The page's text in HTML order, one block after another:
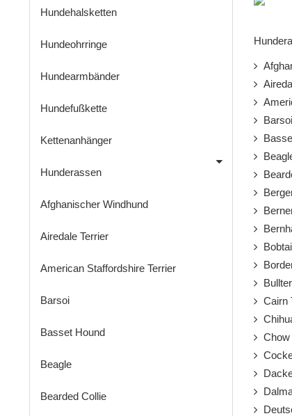
Barsoi
Cairn
Hundehalsketten
Hundeohrringe
Hundearmbänder
Hundefußkette
Kettenanhänger
Hunderassen
Afghanischer Windhund
Airedale Terrier
American Staffordshire Terrier
Barsoi
Basset Hound
Beagle
Bearded Collie